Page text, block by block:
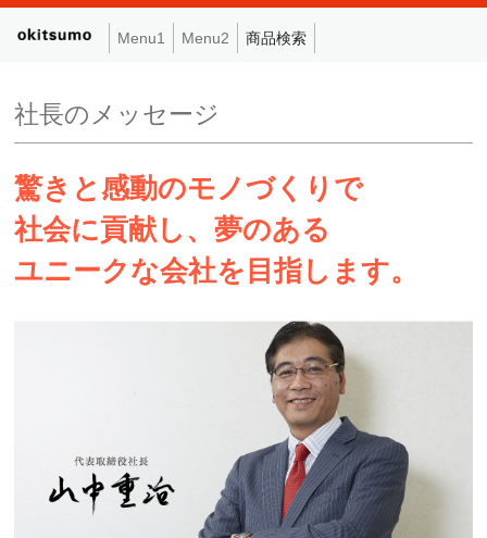
Menu1 Menu2 商品検索
社長のメッセージ
驚きと感動のモノづくりで
社会に貢献し、夢のある
ユニークな会社を目指します。